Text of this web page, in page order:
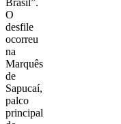
Brasil”.
O
desfile
ocorreu
na
Marquês
de
Sapucaí,
palco
principal